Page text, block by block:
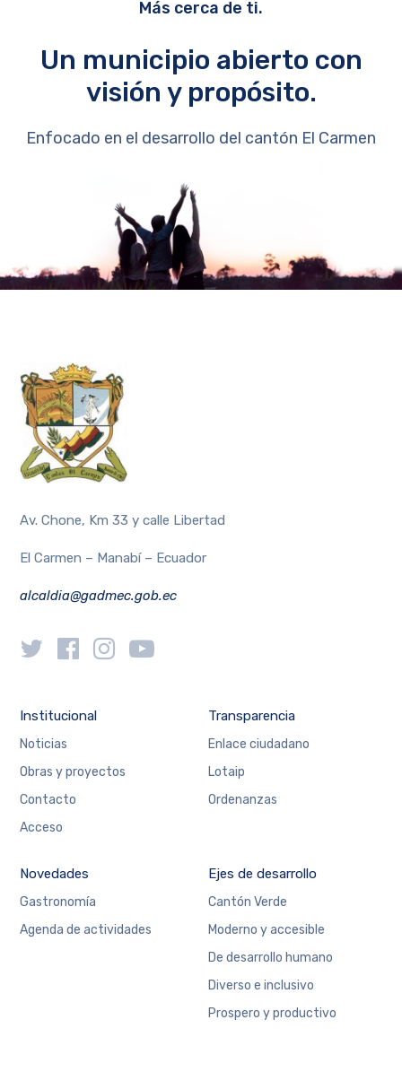
Más cerca de ti.
Un municipio abierto con
visión y propósito.
Enfocado en el desarrollo del cantón El Carmen
Av. Chone, Km 33 y calle Libertad
El Carmen – Manabí – Ecuador
alcaldia@gadmec.gob.ec
Institucional
Noticias
Obras y proyectos
Contacto
Acceso
Transparencia
Enlace ciudadano
Lotaip
Ordenanzas
Novedades
Gastronomía
Agenda de actividades
Ejes de desarrollo
Cantón Verde
Moderno y accesible
De desarrollo humano
Diverso e inclusivo
Prospero y productivo